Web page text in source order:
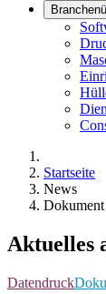
Startseite
News
Dokument
Aktuelles
Datendruck